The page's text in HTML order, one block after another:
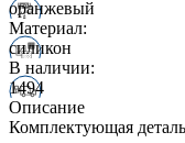
оранжевый
Материал:
силикон
В наличии:
1494
Описание
Комплектующая